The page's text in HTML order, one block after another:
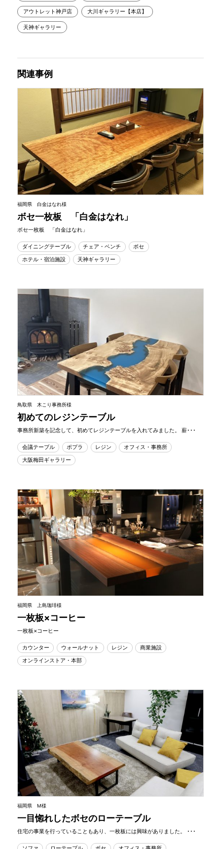
アウトレット神戸店 大川ギャラリー【本店】
天神ギャラリー
関連事例
福岡県 白金はなれ様
ボセ一枚板 「白金はなれ」
ボセ一枚板 「白金はなれ」
ダイニングテーブル チェア・ベンチ
ボセ
ホテル・宿泊施設
天神ギャラリー
鳥取県 木こり事務所様
初めてのレジンテーブル
事務所新築を記念して、初めてレジンテーブルを入れてみました。 薪･･･
会議テーブル ポプラ レジン
オフィス・事務所
大阪梅田ギャラリー
福岡県 上島珈琲様
一枚板×コーヒー
一枚板×コーヒー
カウンター ウォールナット レジン
商業施設
オンラインストア・本部
福岡県 M様
一目惚れしたボセのローテーブル
住宅の事業を行っていることもあり、一枚板には興味がありました。 ･･･